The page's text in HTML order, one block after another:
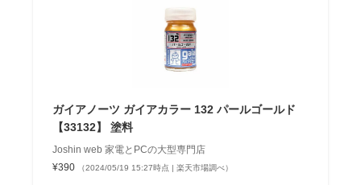
ガイアノーツ ガイアカラー 132 パールゴールド
【33132】 塗料
Joshin web 家電とPCの大型専門店
¥390
（2024/05/19 15:27時点 | 楽天市場調べ）